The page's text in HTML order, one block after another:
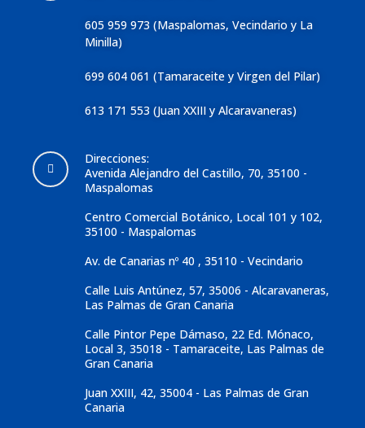
605 959 973 (Maspalomas, Vecindario y La
Minilla)
699 604 061 (Tamaraceite y Virgen del Pilar)
613 171 553 (Juan XXIII y Alcaravaneras)
Direcciones:
Avenida Alejandro del Castillo, 70, 35100 -
Maspalomas
Centro Comercial Botánico, Local 101 y 102,
35100 - Maspalomas
Av. de Canarias nº 40 , 35110 - Vecindario
Calle Luis Antúnez, 57, 35006 - Alcaravaneras,
Las Palmas de Gran Canaria
Calle Pintor Pepe Dámaso, 22 Ed. Mónaco,
Local 3, 35018 - Tamaraceite, Las Palmas de
Gran Canaria
Juan XXIII, 42, 35004 - Las Palmas de Gran
Canaria